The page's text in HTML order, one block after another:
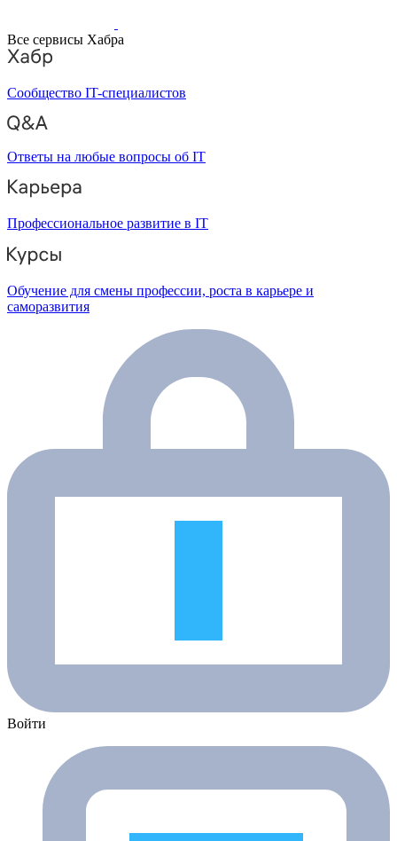
Все сервисы Хабра
Сообщество IT-специалистов
Ответы на любые вопросы об IT
Профессиональное развитие в IT
Обучение для смены профессии, роста в карьере и
саморазвития
Войти